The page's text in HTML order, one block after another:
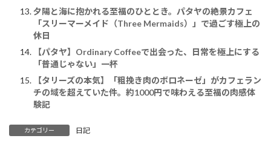
夕陽と海に抱かれる至福のひととき。パタヤの絶景カフェ
「スリーマーメイド（Three Mermaids）」で過ごす極上の
休日
【パタヤ】Ordinary Coffeeで出会った、日常を極上にする
「普通じゃない」一杯
【タリーズの本気】「粗挽き肉のボロネーゼ」がカフェラン
チの域を超えていた件。約1000円で味わえる至福の肉感体
験記
カテゴリー 日記